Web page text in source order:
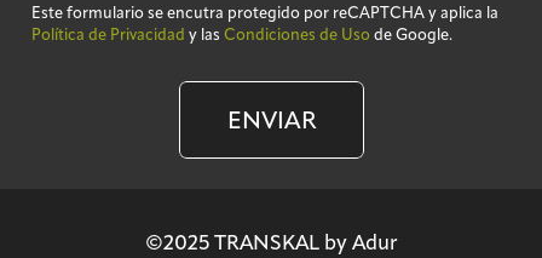
Este formulario se encutra protegido por reCAPTCHA y aplica la
Política de Privacidad y las Condiciones de Uso de Google.
ENVIAR
©2025 TRANSKAL by Adur